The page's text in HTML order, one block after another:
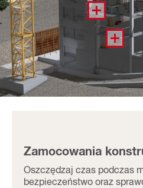
Zamocowania
Oszczędzaj czas podczas
bezpieczeństwo oraz